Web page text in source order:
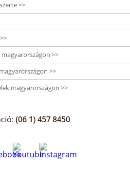
>>
>>
>>
magyarországon >>
(06 1) 457 8450